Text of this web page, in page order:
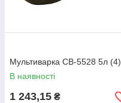
Мультиварка СВ-5528 5л (4)
В наявності
1 243,15 ₴